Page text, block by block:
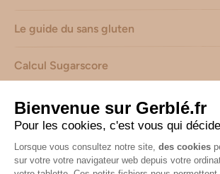
Le guide du sans gluten
Calcul Sugarscore
Suivez-nous sur les réseaux !